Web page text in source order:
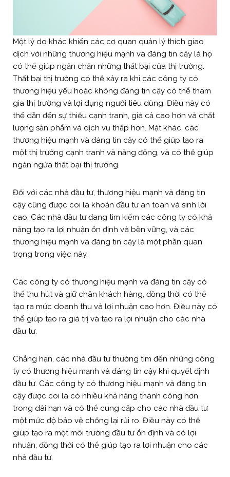
Một lý do khác khiến các cơ quan quản lý thích giao
dịch với những thương hiệu mạnh và đáng tin cậy là họ
có thể giúp ngăn chặn những thất bại của thị trường.
Thất bại thị trường có thể xảy ra khi các công ty có
thương hiệu yếu hoặc không đáng tin cậy có thể tham
gia thị trường và lợi dụng người tiêu dùng. Điều này có
thể dẫn đến sự thiếu cạnh tranh, giá cả cao hơn và chất
lượng sản phẩm và dịch vụ thấp hơn. Mặt khác, các
thương hiệu mạnh và đáng tin cậy có thể giúp tạo ra
một thị trường cạnh tranh và năng động, và có thể giúp
ngăn ngừa thất bại thị trường.
Đối với các nhà đầu tư, thương hiệu mạnh và đáng tin
cậy cũng được coi là khoản đầu tư an toàn và sinh lời
cao. Các nhà đầu tư đang tìm kiếm các công ty có khả
năng tạo ra lợi nhuận ổn định và bền vững, và các
thương hiệu mạnh và đáng tin cậy là một phần quan
trọng trong việc này.
Các công ty có thương hiệu mạnh và đáng tin cậy có
thể thu hút và giữ chân khách hàng, đồng thời có thể
tạo ra mức doanh thu và lợi nhuận cao hơn. Điều này có
thể giúp tạo ra giá trị và tạo ra lợi nhuận cho các nhà
đầu tư.
Chẳng hạn, các nhà đầu tư thường tìm đến những công
ty có thương hiệu mạnh và đáng tin cậy khi quyết định
đầu tư. Các công ty có thương hiệu mạnh và đáng tin
cậy được coi là có nhiều khả năng thành công hơn
trong dài hạn và có thể cung cấp cho các nhà đầu tư
một mức độ bảo vệ chống lại rủi ro. Điều này có thể
giúp tạo ra một môi trường đầu tư ổn định và có lợi
nhuận, đồng thời có thể giúp tạo ra lợi nhuận cho các
nhà đầu tư.